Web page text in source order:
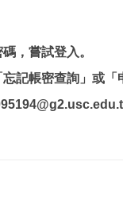
，嘗試登入。
記帳密查詢」或「